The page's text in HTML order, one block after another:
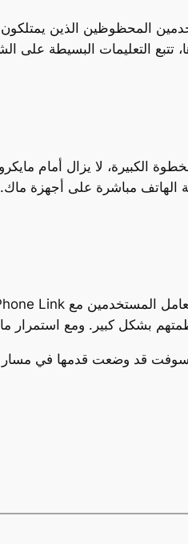
تتبع التعليمات البسيطة